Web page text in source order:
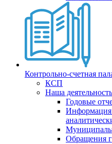
Контрольно-счетная
КСП
Наша деятельность
Годовые
Информация
Обращения